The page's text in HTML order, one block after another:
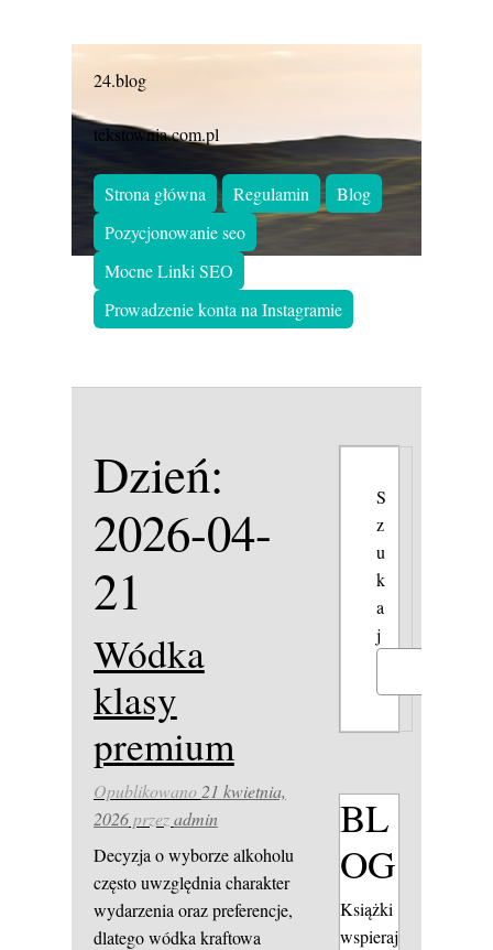
24.blog
tekstownia.com.pl
Strona główna Regulamin
Blog
Pozycjonowanie seo
Mocne Linki SEO
Prowadzenie konta na Instagramie
Dzień:
2026-04-
21
Wódka
klasy
premium
Opublikowano 21 kwietnia,
2026przezadmin
Decyzja o wyborze alkoholu
często uwzględnia charakter
wydarzenia oraz preferencje,
dlatego wódka kraftowa
S
z
u
k
a
j
BL
OG
Książki
wspieraj